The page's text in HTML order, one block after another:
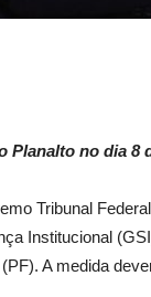
Planalto no dia 8
Tribunal
Institucional
A medida